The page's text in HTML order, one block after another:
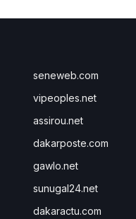
seneweb.com
vipeoples.net
assirou.net
dakarposte.com
gawlo.net
sunugal24.net
dakaractu.com